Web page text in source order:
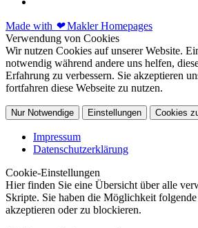
Made with ❤Makler Homepages
Verwendung von Cookies
Wir nutzen Cookies auf unserer Website.
notwendig während andere uns helfen,
Erfahrung zu verbessern. Sie akzeptieren
fortfahren diese Webseite zu nutzen.
Nur Notwendige Einstellungen Cookies
Impressum
Datenschutzerklärung
Cookie-Einstellungen
Hier finden Sie eine Übersicht über alle
Skripte. Sie haben die Möglichkeit
akzeptieren oder zu blockieren.